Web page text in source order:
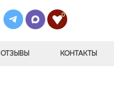
0
ОТЗЫВЫ КОНТАКТЫ